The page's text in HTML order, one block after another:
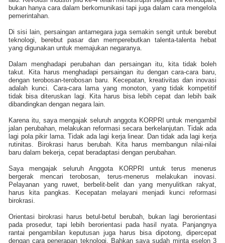
bukan hanya cara dalam berkomunikasi tapi juga dalam cara mengelola
pemerintahan.
Di sisi lain, persaingan antarnegara juga semakin sengit untuk berebut
teknologi, berebut pasar dan memperebutkan talenta-talenta hebat
yang digunakan untuk memajukan negaranya.
Dalam menghadapi perubahan dan persaingan itu, kita tidak boleh
takut. Kita harus menghadapi persaingan itu dengan cara-cara baru,
dengan terobosan-terobosan baru. Kecepatan, kreativitas dan inovasi
adalah kunci. Cara-cara lama yang monoton, yang tidak kompetitif
tidak bisa diteruskan lagi. Kita harus bisa lebih cepat dan lebih baik
dibandingkan dengan negara lain.
Karena itu, saya mengajak seluruh anggota KORPRI untuk mengambil
jalan perubahan, melakukan reformasi secara berkelanjutan. Tidak ada
lagi pola pikir lama. Tidak ada lagi kerja linear. Dan tidak ada lagi kerja
rutinitas. Birokrasi harus berubah. Kita harus membangun nilai-nilai
baru dalam bekerja, cepat beradaptasi dengan perubahan.
Saya mengajak seluruh Anggota KORPRI untuk terus menerus
bergerak mencari terobosan, terus-menerus melakukan inovasi.
Pelayanan yang ruwet, berbelit-belit dan yang menyulitkan rakyat,
harus kita pangkas. Kecepatan melayani menjadi kunci reformasi
birokrasi.
Orientasi birokrasi harus betul-betul berubah, bukan lagi berorientasi
pada prosedur, tapi lebih berorientasi pada hasil nyata. Panjangnya
rantai pengambilan keputusan juga harus bisa dipotong, dipercepat
dengan cara penerapan teknologi. Bahkan saya sudah minta eselon 3